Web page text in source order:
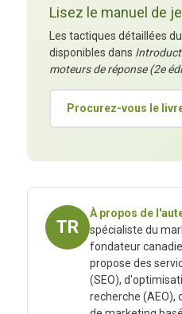
Lisez le manuel de
Les tactiques détaillées
disponibles dans
moteurs de réponse (2e
Procurez-vous le
TR
À propos de
spécialiste du
fondateur
propose des
(SEO),
recherche (AEO),